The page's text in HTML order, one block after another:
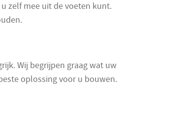
zelf mee uit de voeten kunt.
Wij begrijpen graag wat uw
oplossing voor u bouwen.